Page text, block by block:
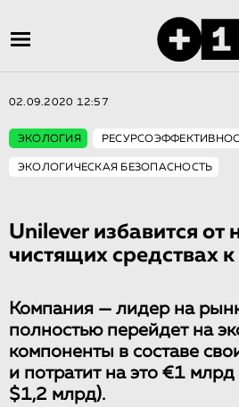
02.09.2020 12:57
ЭКОЛОГИЯ
ЭКОЛОГИЧЕСКАЯ БЕЗОПАСНОСТЬ
Unilever избавится от
чистящих средствах
Компания — лидер на
полностью перейдет на
компоненты в составе
и потратит на это €1
$1,2 млрд).